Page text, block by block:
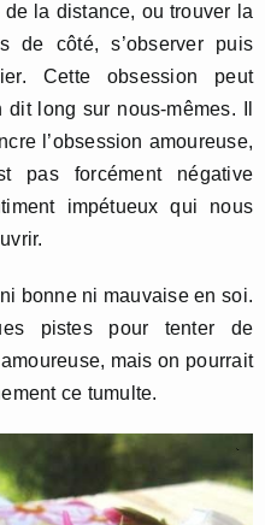
la distance, ou trouver la
de côté, s’observer puis
Cette obsession peut
long sur nous-mêmes. Il
l’obsession amoureuse,
pas forcément négative
impétueux qui nous
bonne ni mauvaise en soi.
pistes pour tenter de
mais on pourrait
ce tumulte.